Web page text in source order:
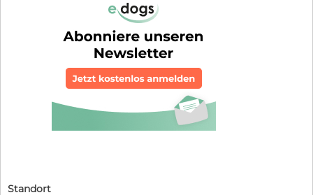
Standort